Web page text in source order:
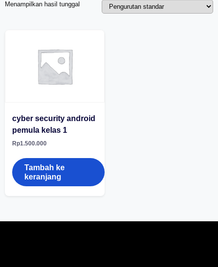
Menampilkan hasil tunggal
cyber security android
pemula kelas 1
Rp1.500.000
Tambah ke
keranjang